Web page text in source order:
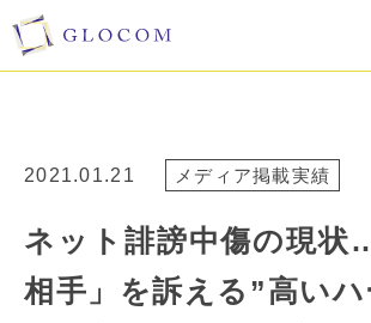
2021.01.21 メディア掲載実績
ネット誹謗中傷の現状
相手」を訴える”高い